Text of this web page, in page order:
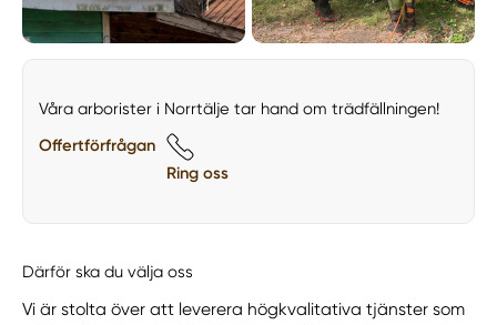
Våra arborister i Norrtälje tar hand om trädfällningen!
Offertförfrågan
Ring oss
Därför ska du välja oss
Vi är stolta över att leverera högkvalitativa tjänster som